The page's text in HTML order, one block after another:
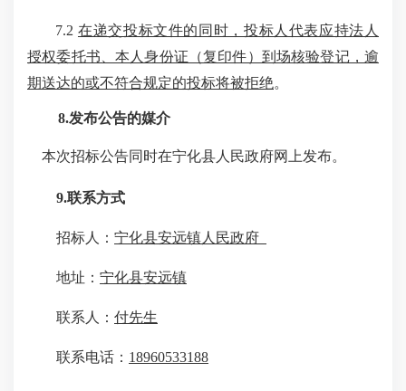
7.2 在递交投标文件的同时，投标人代表应持法人
授权委托书、本人身份证（复印件）到场核验登记，逾
期送达的或不符合规定的投标将被拒绝。
8.发布公告的媒介
本次招标公告同时在宁化县人民政府网 上发布。
9.联系方式
招标人： 宁化县安远镇人民政府
地址： 宁化县安远镇
联系人： 付先生
联系电话： 18960533188